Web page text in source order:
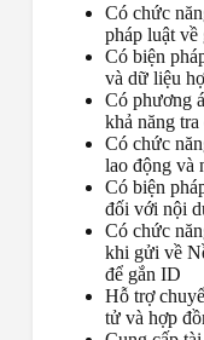
Có chức
pháp luật
Có biện
và dữ liệu
Có phương
khả năng
Có chức
lao động và
Có biện
đối với nội
Có chức
khi gửi về
để gắn ID
Hỗ trợ
tử và hợp